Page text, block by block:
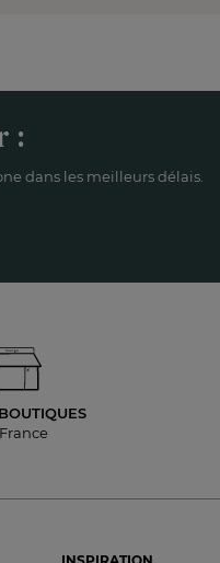
:
dans les meilleurs délais.